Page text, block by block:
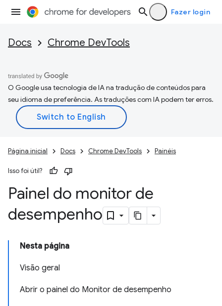
Fazer login
Docs Chrome DevTools
O Google usa tecnologia de IA na tradução de conteúdos para
seu idioma de preferência. As traduções com IA podem ter erros.
Página inicial Docs Chrome DevTools Painéis
Isso foi útil?
Painel do monitor de
desempenho
Nesta página
Visão geral
Abrir o painel do Monitor de desempenho